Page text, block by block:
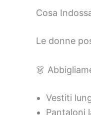
Cosa
Le donne
👗
Vestiti
Pantaloni